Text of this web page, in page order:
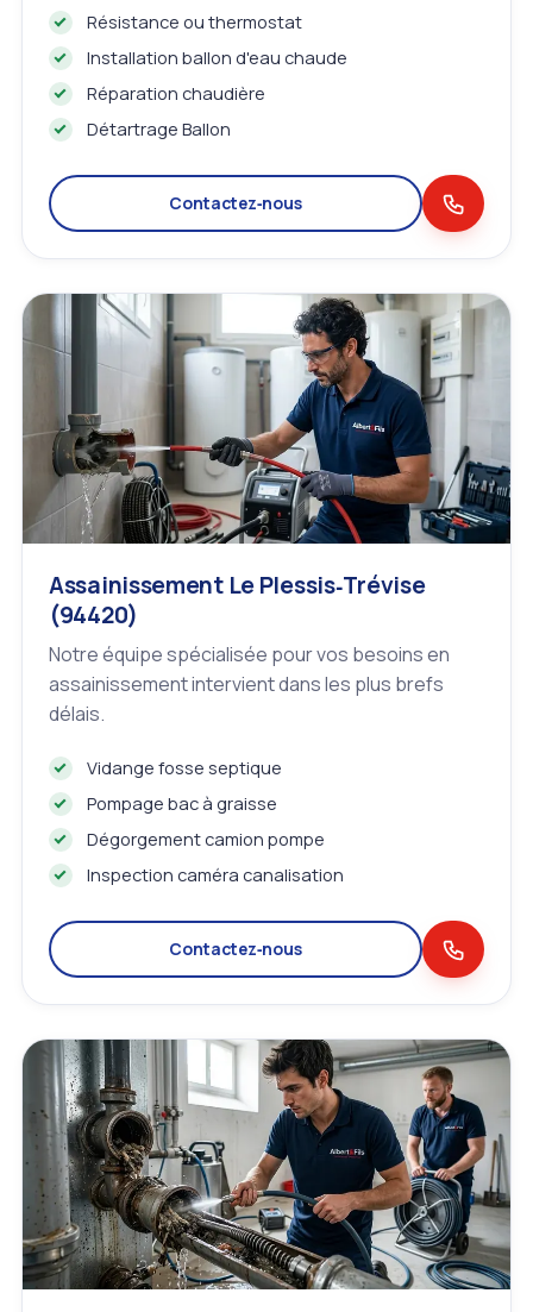
Résistance ou thermostat
Installation ballon d'eau chaude
Réparation chaudière
Détartrage Ballon
Contactez‑nous
Assainissement Le Plessis‑Trévise
(94420)
Notre équipe spécialisée pour vos besoins en
assainissement intervient dans les plus brefs
délais.
Vidange fosse septique
Pompage bac à graisse
Dégorgement camion pompe
Inspection caméra canalisation
Contactez‑nous